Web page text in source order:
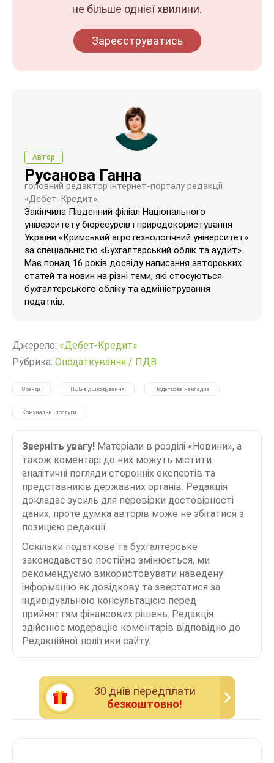
не більше однієї хвилини.
Зареєструватись
Автор
Русанова Ганна
головний редактор інтернет-порталу редакції
«Дебет-Кредит».
Закінчила Південний філіал Національного
університету біоресурсів і природокористування
України «Кримський агротехнологічний університет»
за спеціальністю «Бухгалтерський облік та аудит».
Має понад 16 років досвіду написання авторських
статей та новин на різні теми, які стосуються
бухгалтерського обліку та адміністрування
податків.
Джерело: «Дебет-Кредит»
Рубрика: Оподаткування / ПДВ
Оренда ПДВ-відшкодування Податкова накладна
Комунальні послуги
Зверніть увагу! Матеріали в розділі «Новини», а
також коментарі до них можуть містити
аналітичні погляди сторонніх експертів та
представників державних органів. Редакція
докладає зусиль для перевірки достовірності
даних, проте думка авторів може не збігатися з
позицією редакції.
Оскільки податкове та бухгалтерське
законодавство постійно змінюється, ми
рекомендуємо використовувати наведену
інформацію як довідкову та звертатися за
індивідуальною консультацією перед
прийняттям фінансових рішень. Редакція
здійснює модерацію коментарів відповідно до
Редакційної політики сайту.
30 днiв передплати
безкоштовно!